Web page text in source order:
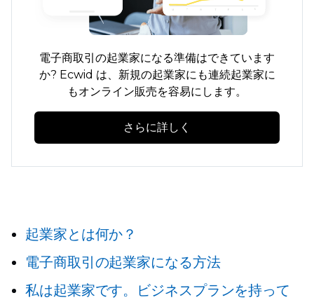
電子商取引の起業家になる準備はできています
か? Ecwid は、新規の起業家にも連続起業家に
もオンライン販売を容易にします。
さらに詳しく
起業家とは何か？
電子商取引の起業家になる方法
私は起業家です。ビジネスプランを持って